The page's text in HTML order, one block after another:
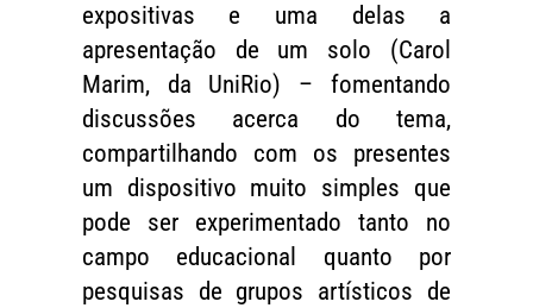
expositivas e uma delas a
apresentação de um solo (Carol
Marim, da UniRio) – fomentando
discussões acerca do tema,
compartilhando com os presentes
um dispositivo muito simples que
pode ser experimentado tanto no
campo educacional quanto por
pesquisas de grupos artísticos de